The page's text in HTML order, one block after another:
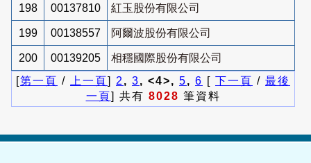
198 00137810 紅玉股份有限公司
199 00138557 阿爾波股份有限公司
200 00139205
相穩國際股份有限公司
[第一頁 / 上一頁] 2 , 3, <4>, 5, 6 [ 下一頁 / 最後
一頁] 共有 8028 筆資料